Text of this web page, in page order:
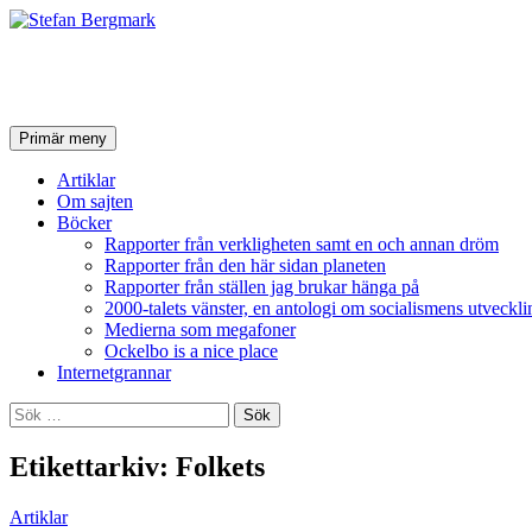
SökPrimär meny Hoppa
till
innehåll
Artiklar
Om sajten
Böcker
Rapporter från verkligheten samt en och annan dröm
Rapporter från den här sidan planeten
Rapporter från ställen jag brukar hänga på
2000-talets vänster, en antologi om socialismens
Medierna som megafoner
Ockelbo is a nice place
Internetgrannar
Sök
efter:
Etikettarkiv: Folkets
Artiklar